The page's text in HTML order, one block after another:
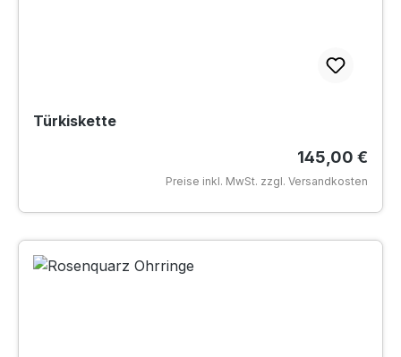
Türkiskette
Regulärer
145,00 €
Preise inkl. MwSt. zzgl. Versandkosten